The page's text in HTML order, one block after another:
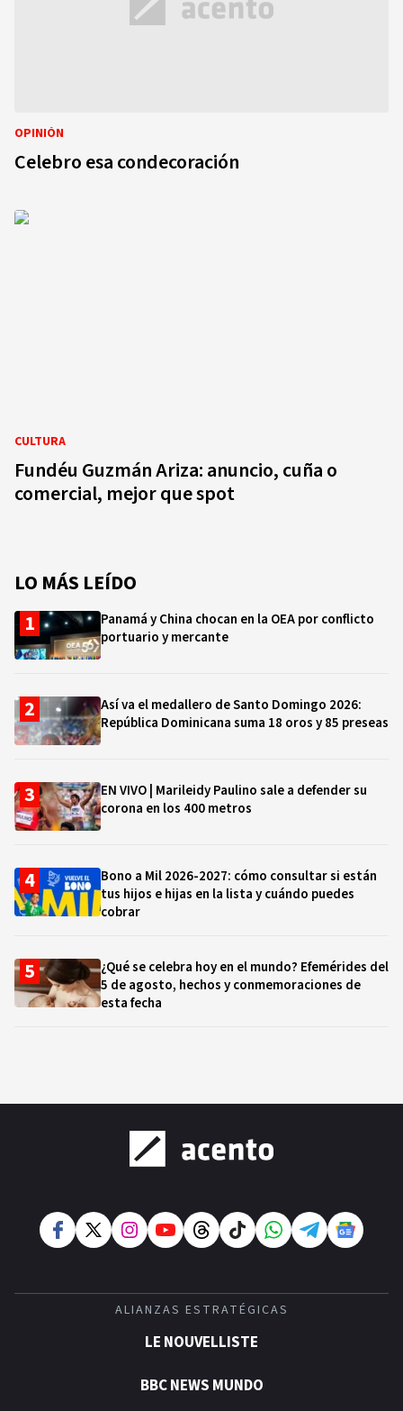
OPINIÓN
Celebro esa condecoración
CULTURA
Fundéu Guzmán Ariza: anuncio, cuña o
comercial, mejor que spot
LO MÁS LEÍDO
Panamá y China chocan en la OEA por conflicto
portuario y mercante
Así va el medallero de Santo Domingo 2026:
República Dominicana suma 18 oros y 85 preseas
EN VIVO | Marileidy Paulino sale a defender su
corona en los 400 metros
Bono a Mil 2026-2027: cómo consultar si están
tus hijos e hijas en la lista y cuándo puedes
cobrar
¿Qué se celebra hoy en el mundo? Efemérides del
5 de agosto, hechos y conmemoraciones de
esta fecha
ALIANZAS ESTRATÉGICAS
LE NOUVELLISTE
BBC NEWS MUNDO